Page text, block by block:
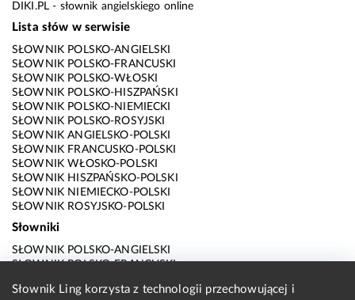
DIKI.PL - słownik angielskiego online
Lista słów w serwisie
SŁOWNIK POLSKO-ANGIELSKI
SŁOWNIK POLSKO-FRANCUSKI
SŁOWNIK POLSKO-WŁOSKI
SŁOWNIK POLSKO-HISZPAŃSKI
SŁOWNIK POLSKO-NIEMIECKI
SŁOWNIK POLSKO-ROSYJSKI
SŁOWNIK ANGIELSKO-POLSKI
SŁOWNIK FRANCUSKO-POLSKI
SŁOWNIK WŁOSKO-POLSKI
SŁOWNIK HISZPAŃSKO-POLSKI
SŁOWNIK NIEMIECKO-POLSKI
SŁOWNIK ROSYJSKO-POLSKI
Słowniki
SŁOWNIK POLSKO-ANGIELSKI
SŁOWNIK POLSKO-FRANCUSKI
SŁOWNIK POLSKO-HISZPAŃSKI
Słownik Ling korzysta z technologii przechowującej i